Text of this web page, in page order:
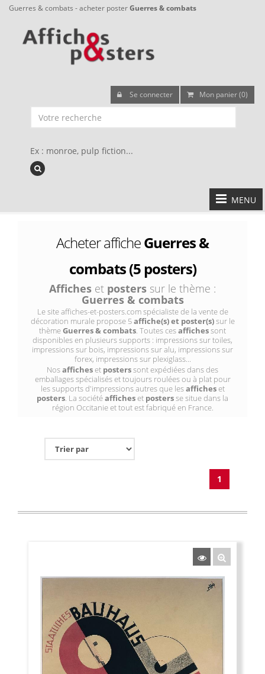
Guerres & combats - acheter posterGuerres & combats
Se connecter Mon panier (0)
Ex : monroe, pulp fiction...
MENU
Acheter afficheGuerres &
combats (5 posters)
Affiches et posters sur le thème :
Guerres & combats
Le site affiches-et-posters.com spécialiste de la vente de
décoration murale propose 5affiche(s) et poster(s)sur le
thèmeGuerres & combats. Toutes cesaffichessont
disponibles en plusieurs supports : impressions sur toiles,
impressions sur bois, impressions sur alu, impressions sur
forex, impressions sur plexiglass...
Nosafficheset posterssont expédiées dans des
emballages spécialisés et toujours roulées ou à plat pour
les supports d'impressions autres que lesafficheset
posters. La sociétéafficheset postersse situe dans la
région Occitanie et tout est fabriqué en France.
1